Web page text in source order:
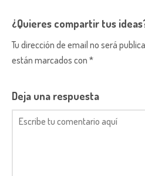
¿Quieres compartir tus
Tu dirección de email no será
están marcados con *
Deja una respuesta